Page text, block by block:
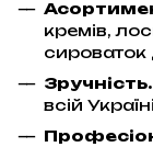
кремів,
сироваток
Зручність.
всій